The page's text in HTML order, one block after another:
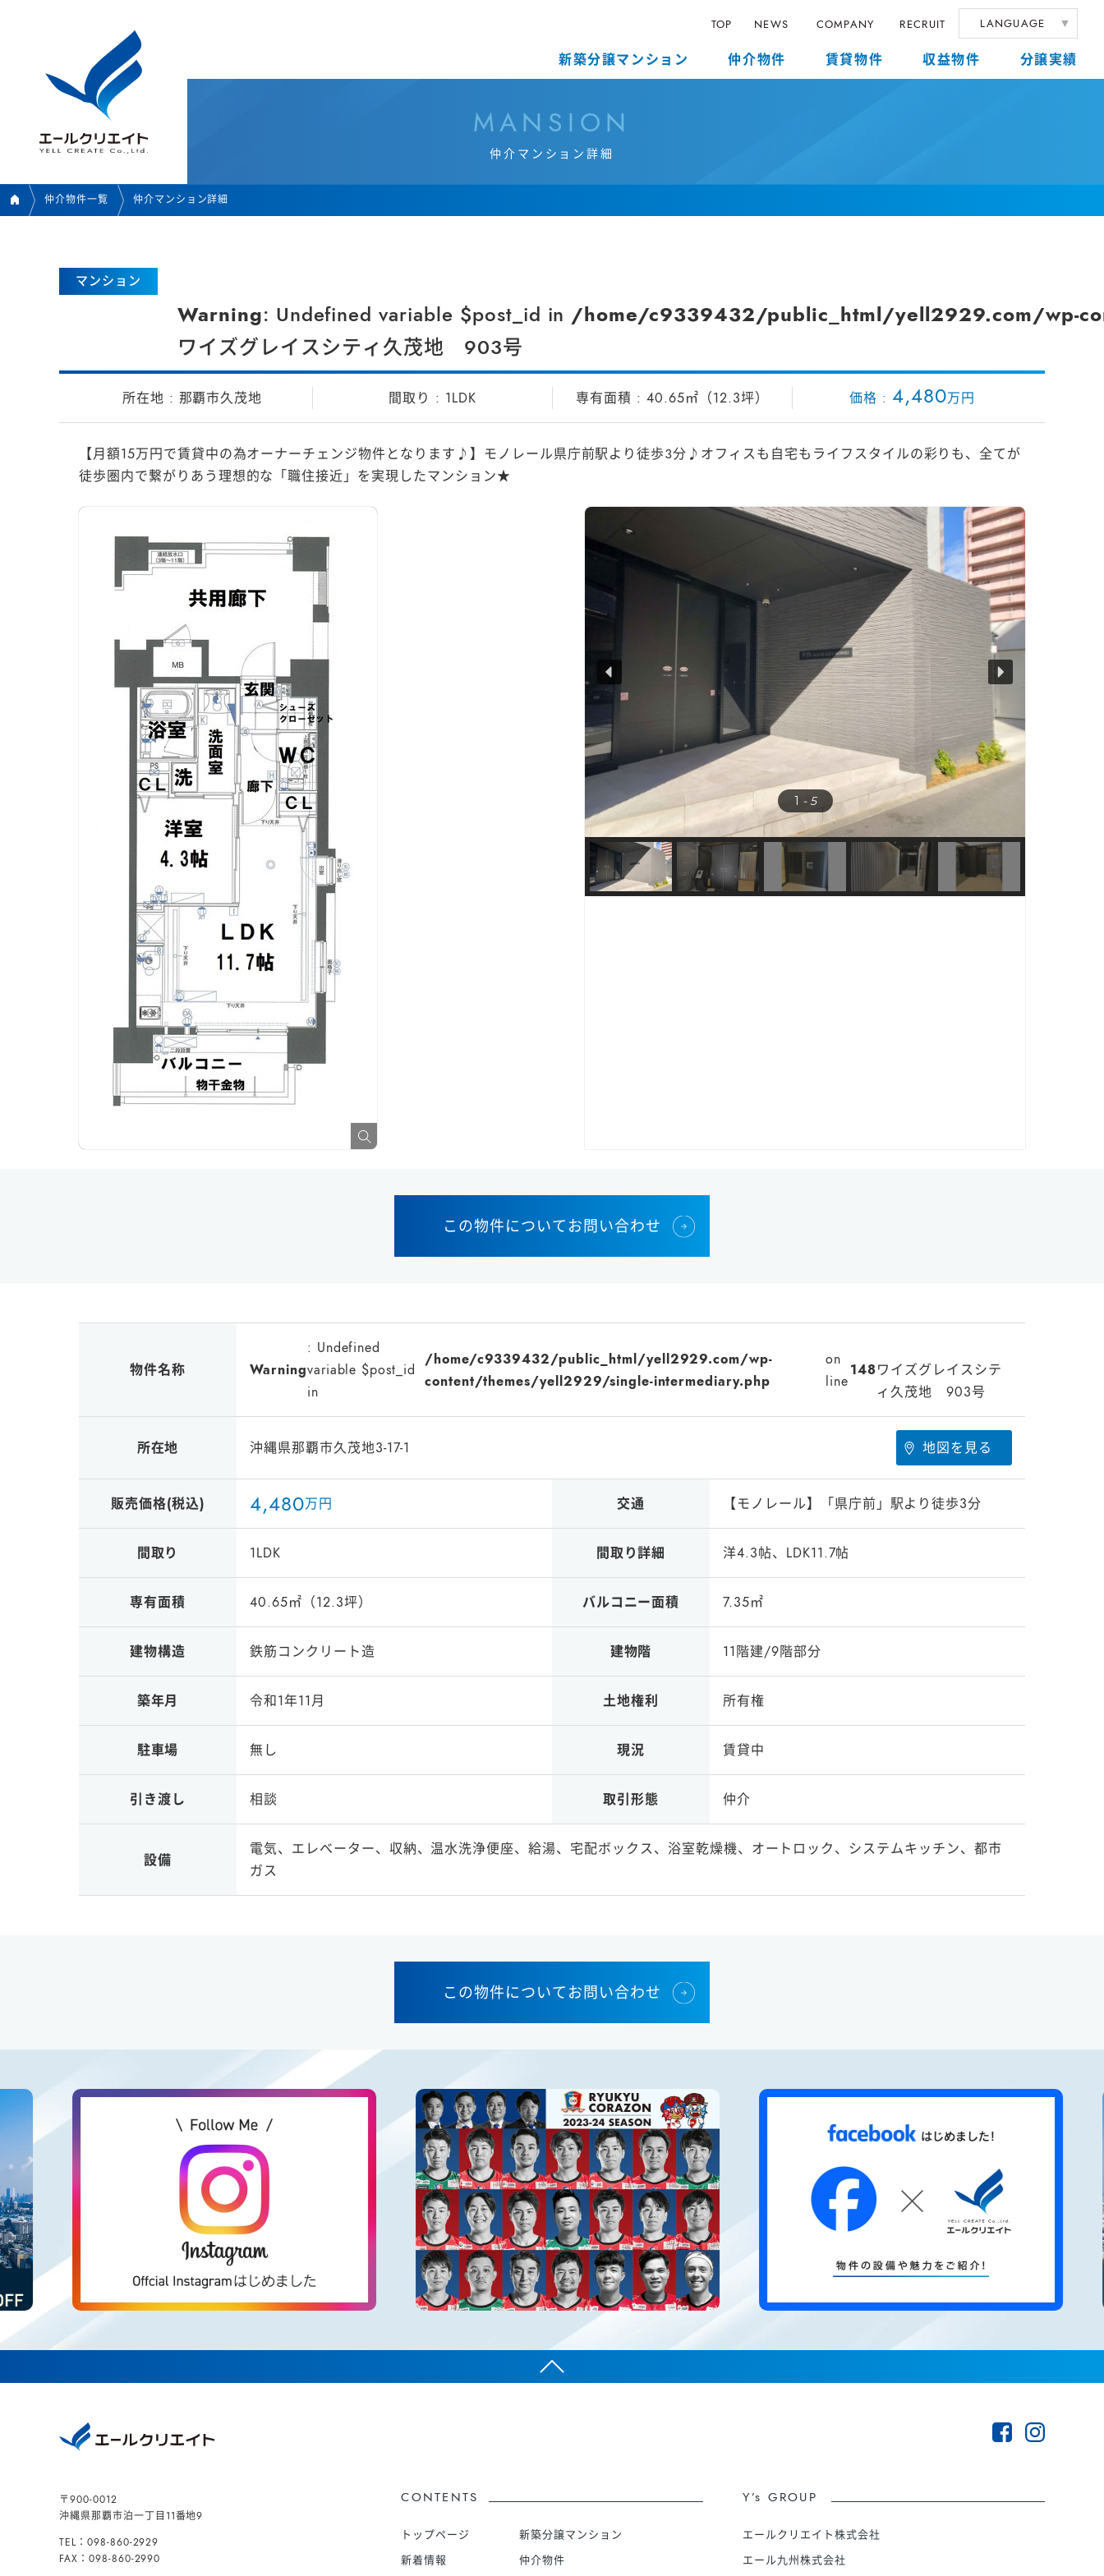
TOP NEWS COMPANY RECRUIT LANGUAGE
新築分譲マンション 仲介物件 賃貸物件 収益物件 分譲実績
仲介 マ ン シ ョ ン詳細
MAN S I ON
仲介物件一覧 仲介マンション詳細
マンション
Warning: Undefined variable $post_id in /home/c9339432/public_html/yell2929.com/wp-
ワイズグレイスシティ久茂地 903号
那覇市久茂地 1LDK 40.65㎡（12.3坪） 4,480万円
【月額15万円で賃貸中の為オーナーチェンジ物件となります♪】モノレール県庁前駅より徒歩３分♪オフィスも自宅もライフスタイルの彩りも、全てが
徒歩圏内で繋がりあう理想的な「職住接近」を実現したマンション★
1 - 5
この物件についてお問い合わせ
物件名称 Warning
: Undefined
variable $post_id
in
/home/c9339432/public_html/yell2929.com/wp-
content/themes/yell2929/single-intermediary.php
on
line
148ワイズグレイスシテ
ィ久茂地 903号
所在地 沖縄県那覇市久茂地3-17-1 地図を見る
販売価格(税込) 4,480万円 交通 【モノレール】「県庁前」駅より徒歩3分
間取り 1LDK 間取り詳細 洋4.3帖、LDK11.7帖
専有面積 40.65㎡（12.3坪） バルコニー面積 7.35㎡
建物構造 鉄筋コンクリート造 建物階 11階建/9階部分
築年月 令和1年11月 土地権利 所有権
駐車場 無し 現況 賃貸中
引き渡し 相談 取引形態 仲介
設備
電気、エレベーター、収納、温水洗浄便座、給湯、宅配ボックス、浴室乾燥機、オートロック、システムキッチン、都市
ガス
この物件についてお問い合わせ
〒900-0012
沖縄県那覇市泊一丁目11番地9
TEL：098-860-2929
FAX：098-860-2990
CONTENTS
トップページ
新着情報
新築分譲マンション
仲介物件
Y’s GROUP
エールクリエイト株式会社
エール九州株式会社